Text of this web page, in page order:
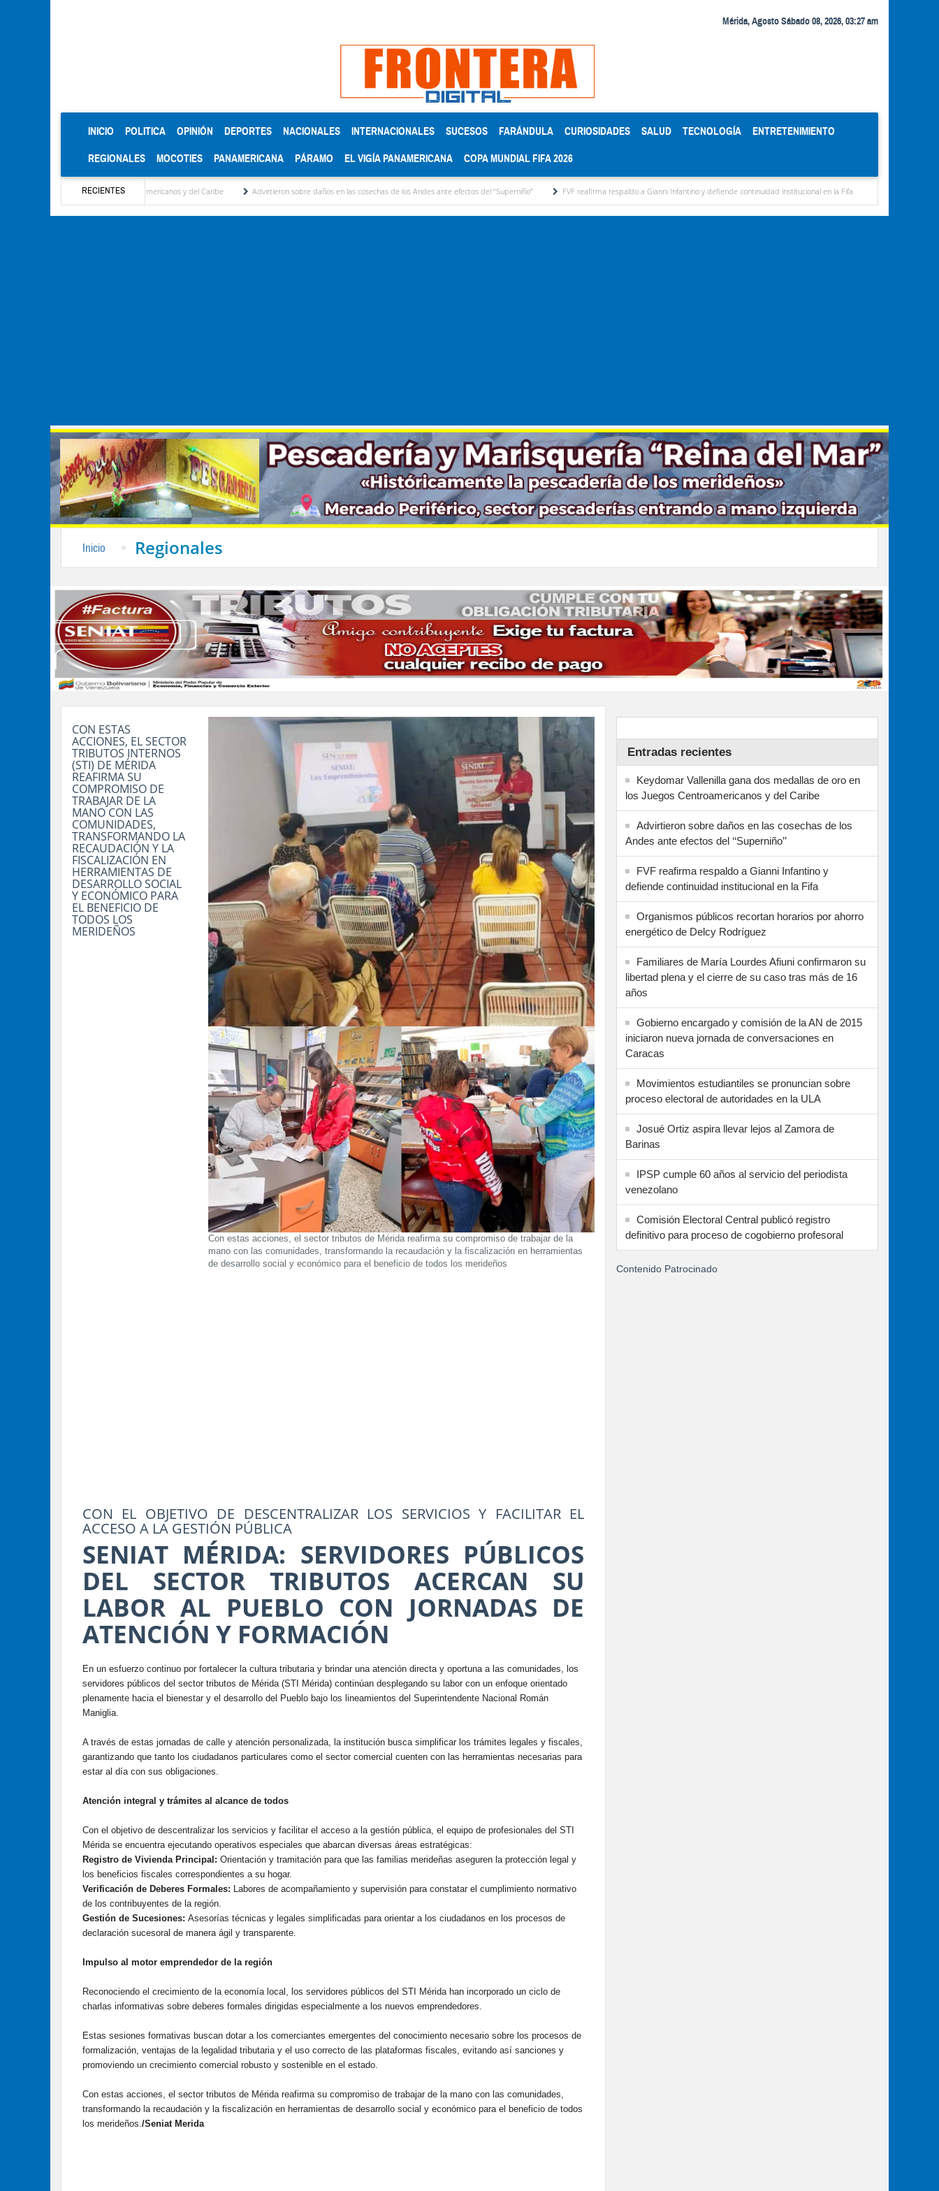
Mérida, Agosto Sábado 08, 2026, 03:27 am
INICIO (CURRENT)
POLITICA OPINIÓN DEPORTES NACIONALES INTERNACIONALES SUCESOS FARÁNDULA CURIOSIDADES SALUD TECNOLOGÍA ENTRETENIMIENTO
REGIONALES MOCOTIES PANAMERICANA PÁRAMO EL VIGÍA PANAMERICANA COPA MUNDIAL FIFA 2026
RECIENTES
oro en los Juegos Centroamericanos y del Caribe Advirtieron sobre daños en las cosechas de los Andes ante efectos del ‘‘Superniño’’ FVF reafirma respaldo a Gianni Infantino y defiende continuidad institucional en la Fifa Organismos públicos recortan
Inicio Regionales
Con estas acciones, el sector tributos de Mérida reafirma su compromiso de trabajar de la
mano con las comunidades, transformando la recaudación y la fiscalización en herramientas
de desarrollo social y económico para el beneficio de todos los merideños
CON ESTAS
ACCIONES, EL SECTOR
TRIBUTOS INTERNOS
(STI) DE MÉRIDA
REAFIRMA SU
COMPROMISO DE
TRABAJAR DE LA
MANO CON LAS
COMUNIDADES,
TRANSFORMANDO LA
RECAUDACIÓN Y LA
FISCALIZACIÓN EN
HERRAMIENTAS DE
DESARROLLO SOCIAL
Y ECONÓMICO PARA
EL BENEFICIO DE
TODOS LOS
MERIDEÑOS
CON EL OBJETIVO DE DESCENTRALIZAR LOS SERVICIOS Y FACILITAR EL
ACCESO A LA GESTIÓN PÚBLICA
SENIAT MÉRIDA: SERVIDORES PÚBLICOS
DEL SECTOR TRIBUTOS ACERCAN SU
LABOR AL PUEBLO CON JORNADAS DE
ATENCIÓN Y FORMACIÓN
En un esfuerzo continuo por fortalecer la cultura tributaria y brindar una atención directa y oportuna a las comunidades, los
servidores públicos del sector tributos de Mérida (STI Mérida) continúan desplegando su labor con un enfoque orientado
plenamente hacia el bienestar y el desarrollo del Pueblo bajo los lineamientos del Superintendente Nacional Román
Maniglia.
​A través de estas jornadas de calle y atención personalizada, la institución busca simplificar los trámites legales y fiscales,
garantizando que tanto los ciudadanos particulares como el sector comercial cuenten con las herramientas necesarias para
estar al día con sus obligaciones.
​Atención integral y trámites al alcance de todos
​Con el objetivo de descentralizar los servicios y facilitar el acceso a la gestión pública, el equipo de profesionales del STI
Mérida se encuentra ejecutando operativos especiales que abarcan diversas áreas estratégicas:
​Registro de Vivienda Principal: Orientación y tramitación para que las familias merideñas aseguren la protección legal y
los beneficios fiscales correspondientes a su hogar.
Verificación de Deberes Formales: Labores de acompañamiento y supervisión para constatar el cumplimiento normativo
de los contribuyentes de la región.
Gestión de Sucesiones: Asesorías técnicas y legales simplificadas para orientar a los ciudadanos en los procesos de
declaración sucesoral de manera ágil y transparente.
​Impulso al motor emprendedor de la región
​Reconociendo el crecimiento de la economía local, los servidores públicos del STI Mérida han incorporado un ciclo de
charlas informativas sobre deberes formales dirigidas especialmente a los nuevos emprendedores.
​Estas sesiones formativas buscan dotar a los comerciantes emergentes del conocimiento necesario sobre los procesos de
formalización, ventajas de la legalidad tributaria y el uso correcto de las plataformas fiscales, evitando así sanciones y
promoviendo un crecimiento comercial robusto y sostenible en el estado.
​Con estas acciones, el sector tributos de Mérida reafirma su compromiso de trabajar de la mano con las comunidades,
transformando la recaudación y la fiscalización en herramientas de desarrollo social y económico para el beneficio de todos
los merideños./Seniat Merida
Entradas recientes
Keydomar Vallenilla gana dos medallas de oro en
los Juegos Centroamericanos y del Caribe
Advirtieron sobre daños en las cosechas de los
Andes ante efectos del ‘‘Superniño’’
FVF reafirma respaldo a Gianni Infantino y
defiende continuidad institucional en la Fifa
Organismos públicos recortan horarios por ahorro
energético de Delcy Rodríguez
Familiares de María Lourdes Afiuni confirmaron su
libertad plena y el cierre de su caso tras más de 16
años
Gobierno encargado y comisión de la AN de 2015
iniciaron nueva jornada de conversaciones en
Caracas
Movimientos estudiantiles se pronuncian sobre
proceso electoral de autoridades en la ULA
Josué Ortiz aspira llevar lejos al Zamora de
Barinas
IPSP cumple 60 años al servicio del periodista
venezolano
Comisión Electoral Central publicó registro
definitivo para proceso de cogobierno profesoral
Contenido Patrocinado